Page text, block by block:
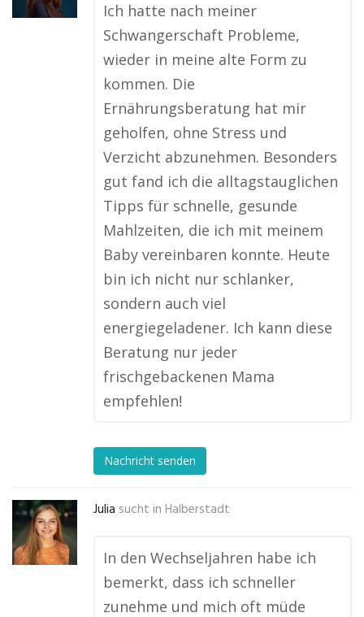
Ich hatte nach meiner
Schwangerschaft Probleme,
wieder in meine alte Form zu
kommen. Die
Ernährungsberatung hat mir
geholfen, ohne Stress und
Verzicht abzunehmen. Besonders
gut fand ich die alltagstauglichen
Tipps für schnelle, gesunde
Mahlzeiten, die ich mit meinem
Baby vereinbaren konnte. Heute
bin ich nicht nur schlanker,
sondern auch viel
energiegeladener. Ich kann diese
Beratung nur jeder
frischgebackenen Mama
empfehlen!
Nachricht senden
Julia sucht in Halberstadt
In den Wechseljahren habe ich
bemerkt, dass ich schneller
zunehme und mich oft müde